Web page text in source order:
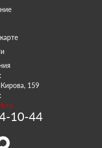
159
10-44